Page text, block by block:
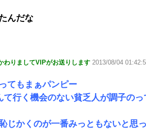
んだな
わりましてVIPがお送りします 2013/08/04
てもまぁパンピー
て行く機会のない貧乏人が調子の
じかくのが一番みっともないと思